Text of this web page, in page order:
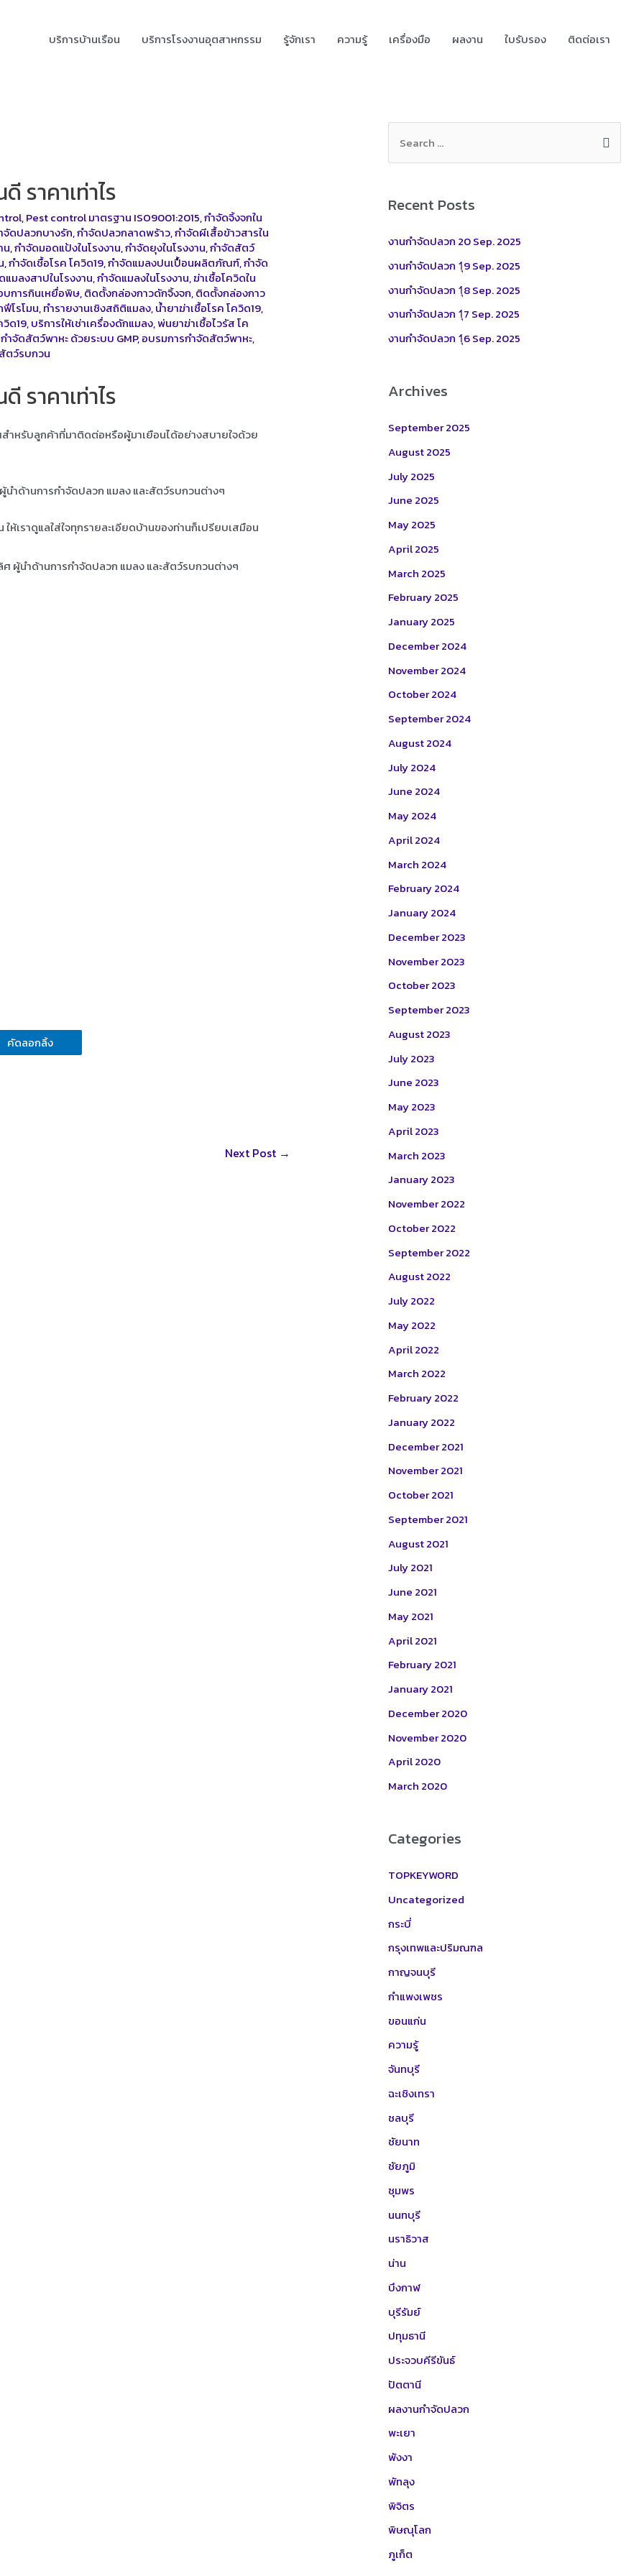
บริการบ้านเรือน บริการโรงงานอุตสาหกรรม รู้จักเรา ความรู้ เครื่องมือ ผลงาน ใบรับรอง ติดต่อเรา
ราคาเท่าไร
,Pest control มาตรฐาน ISO9001:2015,กำจัดจิ้งจกใน
จัดปลวกบางรัก,กำจัดปลวกลาดพร้าว,กำจัดผีเสื้อข้าวสารใน
น,กำจัดมอดแป้งในโรงงาน,กำจัดยุงในโรงงาน,กำจัดสัตว์
,กำจัดเชื้อโรค โควิด19,กำจัดแมลงปนเปื้อนผลิตภัณฑ์,กำจัด
แมลงสาปในโรงงาน,กำจัดแมลงในโรงงาน,ฆ่าเชื้อโควิดใน
บการกินเหยื่อพิษ,ติดตั้งกล่องกาวดักจิ้งจก,ติดตั้งกล่องกาว
โรโมน,ทำรายงานเชิงสถิติแมลง,น้ำยาฆ่าเชื้อโรค โควิด19,
วิด19,บริการให้เช่าเครื่องดักแมลง,พ่นยาฆ่าเชื้อไวรัส โค
ำจัดสัตว์พาหะ ด้วยระบบ GMP,อบรมการกำจัดสัตว์พาหะ,
ตว์รบกวน
ราคาเท่าไร
ำหรับลูกค้าที่มาติดต่อหรือผู้มาเยือนได้อย่างสบายใจด้วย
ผู้นำด้านการกำจัดปลวก แมลง และสัตว์รบกวนต่างๆ
เราดูแลใส่ใจทุกรายละเอียดบ้านของท่านก็เปรียบเสมือน
ศ ผู้นำด้านการกำจัดปลวก แมลง และสัตว์รบกวนต่างๆ
คัดลอกลิ้ง
Next Post →
r
h
f
Recent Posts
งานกำจัดปลวก 20 Sep. 2025
งานกำจัดปลวก 1ุ9 Sep. 2025
งานกำจัดปลวก 1ุ8 Sep. 2025
งานกำจัดปลวก 1ุ7 Sep. 2025
งานกำจัดปลวก 1ุ6 Sep. 2025
Archives
September 2025
August 2025
July 2025
June 2025
May 2025
April 2025
March 2025
February 2025
January 2025
December 2024
November 2024
October 2024
September 2024
August 2024
July 2024
June 2024
May 2024
April 2024
March 2024
February 2024
January 2024
December 2023
November 2023
October 2023
September 2023
August 2023
July 2023
June 2023
May 2023
April 2023
March 2023
January 2023
November 2022
October 2022
September 2022
August 2022
July 2022
May 2022
April 2022
March 2022
February 2022
January 2022
December 2021
November 2021
October 2021
September 2021
August 2021
July 2021
June 2021
May 2021
April 2021
February 2021
January 2021
December 2020
November 2020
April 2020
March 2020
Categories
TOPKEYWORD
Uncategorized
กระบี่
กรุงเทพและปริมณฑล
กาญจนบุรี
กำแพงเพชร
ขอนแก่น
ความรู้
จันทบุรี
ฉะเชิงเทรา
ชลบุรี
ชัยนาท
ชัยภูมิ
ชุมพร
นนทบุรี
นราธิวาส
น่าน
บึงกาฬ
บุรีรัมย์
ปทุมธานี
ประจวบคีรีขันธ์
ปัตตานี
ผลงานกำจัดปลวก
พะเยา
พังงา
พัทลุง
พิจิตร
พิษณุโลก
ภูเก็ต